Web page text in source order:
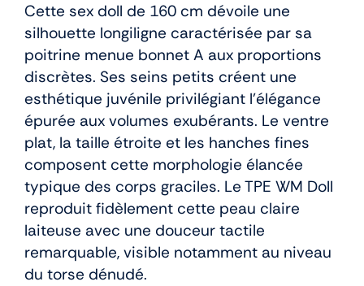
Cette sex doll de 160 cm dévoile une
silhouette longiligne caractérisée par sa
poitrine menue bonnet A aux proportions
discrètes. Ses seins petits créent une
esthétique juvénile privilégiant l’élégance
épurée aux volumes exubérants. Le ventre
plat, la taille étroite et les hanches fines
composent cette morphologie élancée
typique des corps graciles. Le TPE WM Doll
reproduit fidèlement cette peau claire
laiteuse avec une douceur tactile
remarquable, visible notamment au niveau
du torse dénudé.